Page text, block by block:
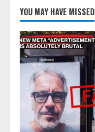
YOU MAY HAVE MISSED